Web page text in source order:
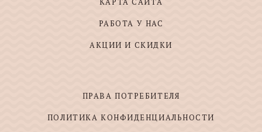
РАБОТА У НАС
АКЦИИ И СКИДКИ
ПРАВА ПОТРЕБИТЕЛЯ
ПОЛИТИКА КОНФИДЕНЦИАЛЬНОСТИ